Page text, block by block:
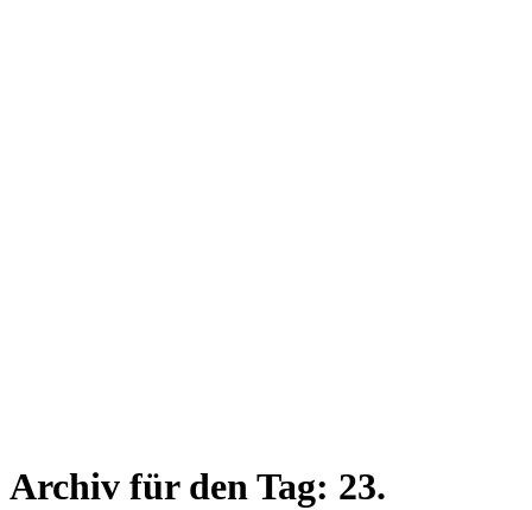
Archiv für den Tag: 23.